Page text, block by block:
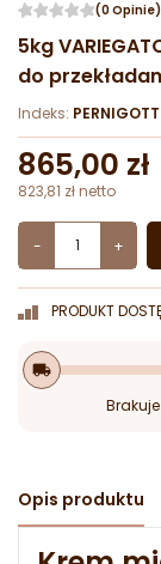
(0 Opinie)
5kg
do
Indeks:
865,00 zł
823,81 zł netto
- +
PRODUKT
local_shipping
Opis produktu